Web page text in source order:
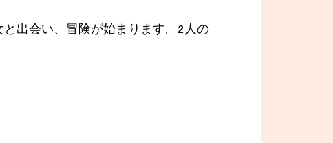
出会い、冒険が始まります。2人の